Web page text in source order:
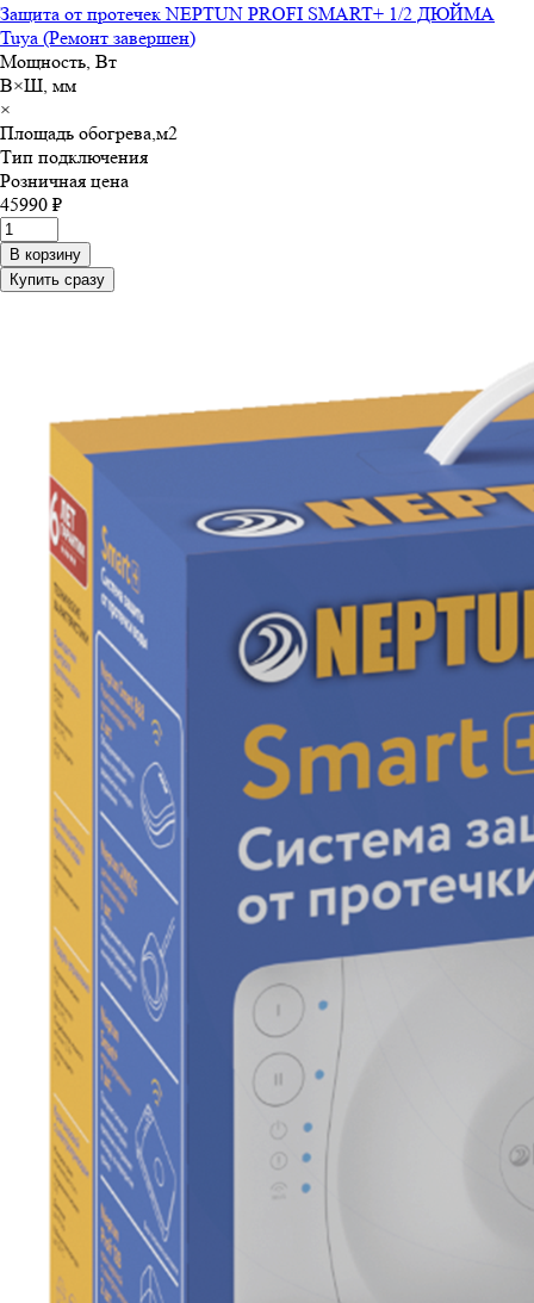
Защита от протечек NEPTUN PROFI SMART+ 1/2 ДЮЙМА
Tuya (Ремонт завершен)
Мощность, Вт
В×Ш, мм
×
Площадь обогрева,м2
Тип подключения
Розничная цена
45990 ₽
В корзину
Купить сразу